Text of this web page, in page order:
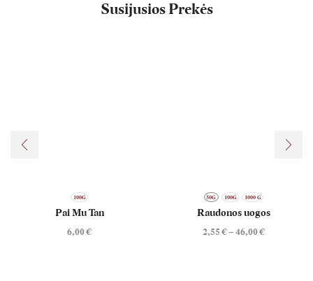
Susijusios Prekės
100G
Pai Mu Tan
6,00€
50G 100G 1000 G
Raudonos uogos
2,55€–46,00€